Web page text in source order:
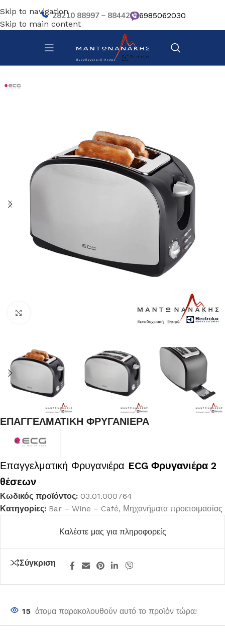
Skip to navigation
Skip to main content
28210 88997 – 88442 6985062030
Αρχική σελίδα/ Bar – Wine – Café
ΕΠΑΓΓΕΛΜΑΤΙΚΗ ΦΡΥΓΑΝΙΕΡΑ
Επαγγελματική Φρυγανιέρα ECG Φρυγανιέρα 2
θέσεων
Κωδικός προϊόντος: 03.01.000764
Κατηγορίες: Bar – Wine – Café, Μηχανήματα προετοιμασίας
Καλέστε μας για πληροφορείς
Σύγκριση
15 άτομα παρακολουθούν αυτό το προϊόν τώρα!